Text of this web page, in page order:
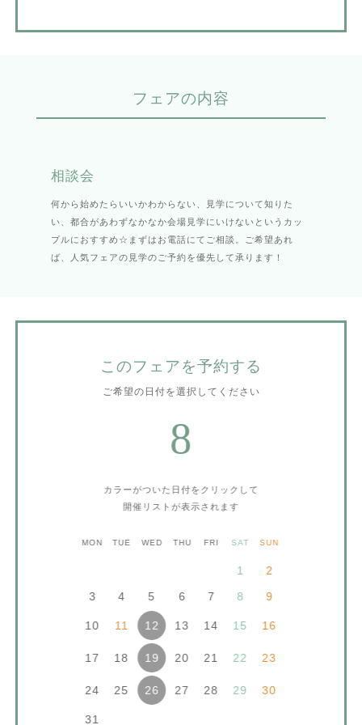
フェアの内容
相談会
何から始めたらいいかわからない、見学について知りた
い、都合があわずなかなか会場見学にいけないというカッ
プルにおすすめ☆まずはお電話にてご相談。ご希望あれ
ば、人気フェアの見学のご予約を優先して承ります！
このフェアを予約する
ご希望の日付を選択してください
8
カラーがついた日付をクリックして
開催リストが表示されます
MON TUE WED THU FRI SAT SUN
1
2
3
4 5 6 7 8 9
10 11 12 13 14 15 16
17 18 19 20 21 22 23
24 25 26 27 28 29 30
31